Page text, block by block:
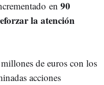
en 90
la atención
de euros con los
acciones